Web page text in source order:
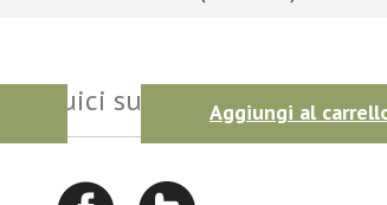
Aggiungi al
Seguici sui social